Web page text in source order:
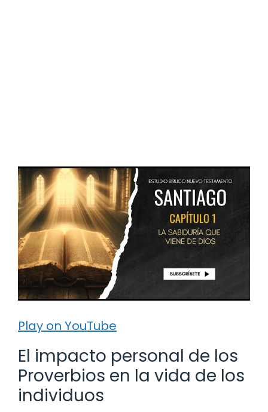
Play on YouTube
El impacto personal de los
Proverbios en la vida de los
individuos